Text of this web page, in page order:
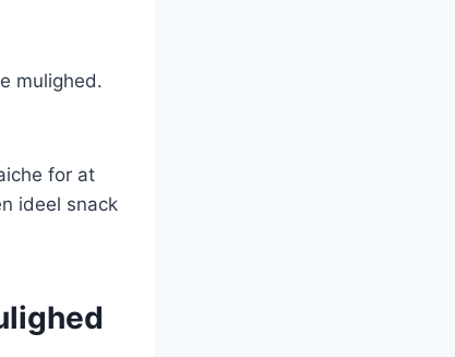
mulighed.
for at
ideel snack